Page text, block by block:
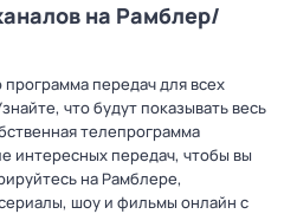
на Рамблер/
передач для всех
что будут показывать весь
телепрограмма
интересных передач, чтобы вы
на Рамблере,
шоу и фильмы онлайн с